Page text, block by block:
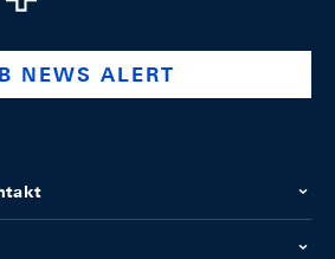
company/swiss-national-
@swissnationalbank
NEWS ALERT